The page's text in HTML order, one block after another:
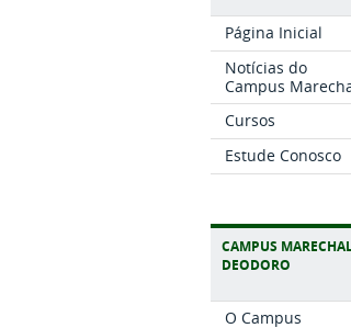
Página Inicial
Notícias do
Campus
Cursos
Estude Conosco
CAMPUS
DEODORO
O Campus